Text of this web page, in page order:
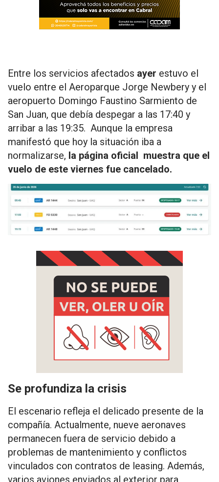
Entre los servicios afectados ayer estuvo el
vuelo entre el Aeroparque Jorge Newbery y el
aeropuerto Domingo Faustino Sarmiento de
San Juan, que debía despegar a las 17:40 y
arribar a las 19:35. Aunque la empresa
manifestó que hoy la situación iba a
normalizarse, la página oficial muestra que el
vuelo de este viernes fue cancelado.
Se profundiza la crisis
El escenario refleja el delicado presente de la
compañía. Actualmente, nueve aeronaves
permanecen fuera de servicio debido a
problemas de mantenimiento y conflictos
vinculados con contratos de leasing. Además,
varios aviones enviados al exterior para